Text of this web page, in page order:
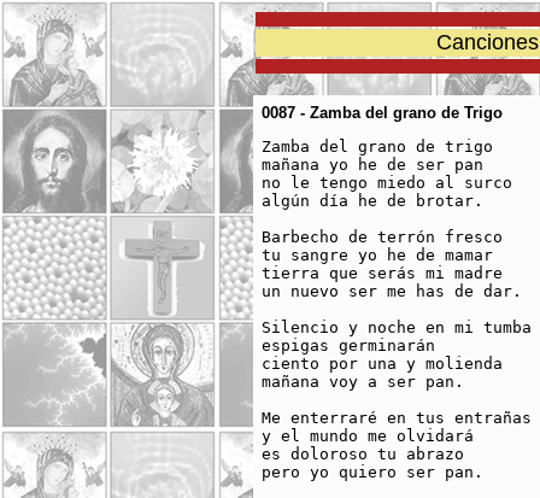
0087 - Zamba del grano de Trigo
Zamba del grano de trigo
mañana yo he de ser pan
no le tengo miedo al surco
algún día he de brotar.
Barbecho de terrón fresco
tu sangre yo he de mamar
tierra que serás mi madre
un nuevo ser me has de dar.
Silencio y noche en mi tumba
espigas germinarán
ciento por una y molienda
mañana voy a ser pan.
Me enterraré en tus entrañas
y el mundo me olvidará
es doloroso tu abrazo
pero yo quiero ser pan.